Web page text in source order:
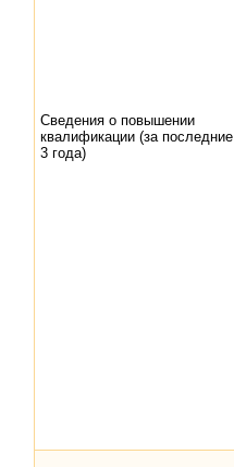
Сведения о повышении
квалификации (за последние
3 года)